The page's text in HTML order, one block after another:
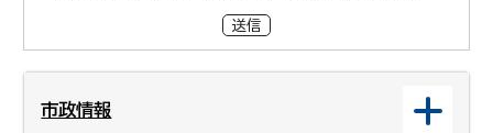
送信
市政情報